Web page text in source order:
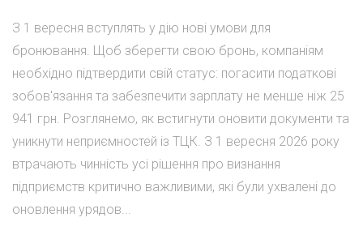
З 1 вересня вступлять у дію нові умови для
бронювання. Щоб зберегти свою бронь, компаніям
необхідно підтвердити свій статус: погасити податкові
зобов'язання та забезпечити зарплату не менше ніж 25
941 грн. Розглянемо, як встигнути оновити документи та
уникнути неприємностей із ТЦК. З 1 вересня 2026 року
втрачають чинність усі рішення про визнання
підприємств критично важливими, які були ухвалені до
оновлення урядов...